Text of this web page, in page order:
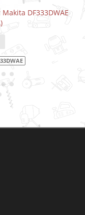
DF333DWAE